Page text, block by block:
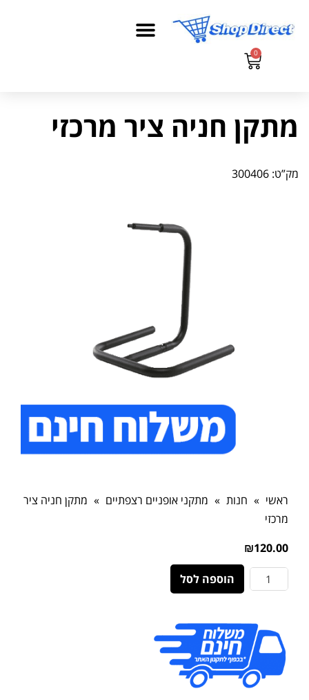
0
מתקן חניה ציר מרכזי
מק”ט: 300406
ראשי » חנות » מתקני אופניים רצפתיים » מתקן חניה ציר
מרכזי
₪120.00
הוספה לסל